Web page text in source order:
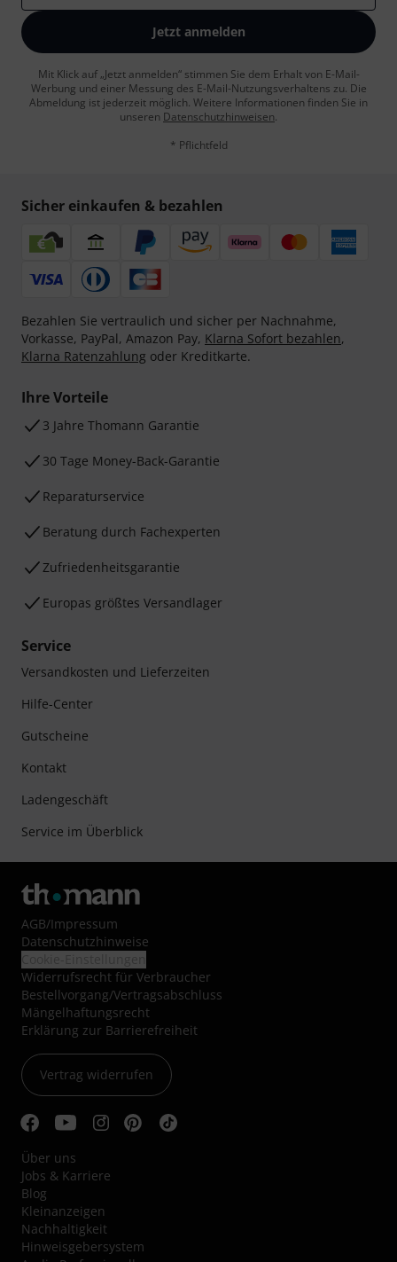
Jetzt anmelden
Mit Klick auf „Jetzt anmelden“ stimmen Sie dem Erhalt von E-Mail-
Werbung und einer Messung des E-Mail-Nutzungsverhaltens zu. Die
Abmeldung ist jederzeit möglich. Weitere Informationen finden Sie in
unseren Datenschutzhinweisen.
* Pflichtfeld
Sicher einkaufen & bezahlen
Bezahlen Sie vertraulich und sicher per Nachnahme,
Vorkasse, PayPal, Amazon Pay, Klarna Sofort bezahlen,
Klarna Ratenzahlung oder Kreditkarte.
Ihre Vorteile
3 Jahre Thomann Garantie
30 Tage Money-Back-Garantie
Reparaturservice
Beratung durch Fachexperten
Zufriedenheitsgarantie
Europas größtes Versandlager
Service
Versandkosten und Lieferzeiten
Hilfe-Center
Gutscheine
Kontakt
Ladengeschäft
Service im Überblick
AGB/Impressum
Datenschutzhinweise
Widerrufsrecht für Verbraucher
Bestellvorgang/Vertragsabschluss
Mängelhaftungsrecht
Erklärung zur Barrierefreiheit
Vertrag widerrufen
Über uns
Jobs & Karriere
Blog
Kleinanzeigen
Nachhaltigkeit
Hinweisgebersystem